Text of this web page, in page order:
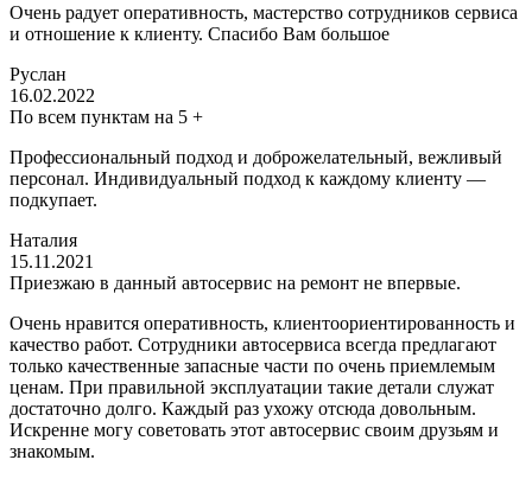
Очень радует оперативность, мастерство сотрудников сервиса
и отношение к клиенту. Спасибо Вам большое
Руслан
16.02.2022
По всем пунктам на 5 +
Профессиональный подход и доброжелательный, вежливый
персонал. Индивидуальный подход к каждому клиенту —
подкупает.
Наталия
15.11.2021
Приезжаю в данный автосервис на ремонт не впервые.
Очень нравится оперативность, клиентоориентированность и
качество работ. Сотрудники автосервиса всегда предлагают
только качественные запасные части по очень приемлемым
ценам. При правильной эксплуатации такие детали служат
достаточно долго. Каждый раз ухожу отсюда довольным.
Искренне могу советовать этот автосервис своим друзьям и
знакомым.